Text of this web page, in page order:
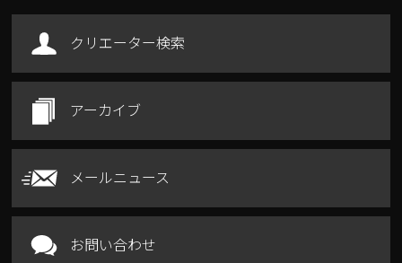
クリエーター検索
アーカイブ
メールニュース
お問い合わせ